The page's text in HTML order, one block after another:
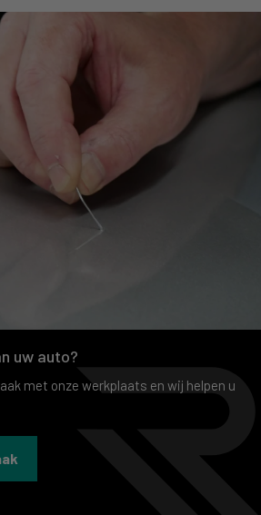
uw auto?
met onze werkplaats en wij helpen u